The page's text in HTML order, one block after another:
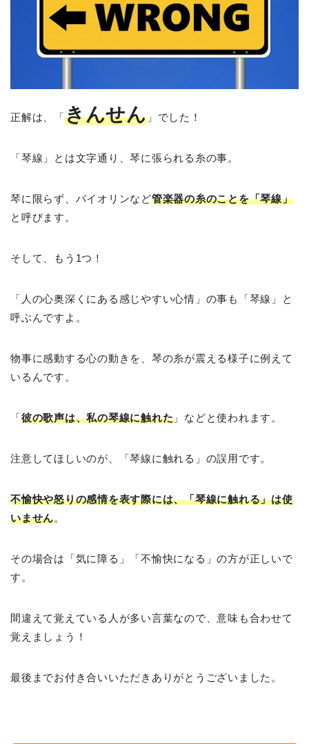
正解は、「きんせん」でした！
「琴線」とは文字通り、琴に張られる糸の事。
琴に限らず、バイオリンなど管楽器の糸のことを「琴線」
と呼びます。
そして、もう1つ！
「人の心奥深くにある感じやすい心情」の事も「琴線」と
呼ぶんですよ。
物事に感動する心の動きを、琴の糸が震える様子に例えて
いるんです。
「彼の歌声は、私の琴線に触れた 」などと使われます。
注意してほしいのが、「琴線に触れる」の誤用です。
不愉快や怒りの感情を表す際には、「琴線に触れる」は使
いません。
その場合は「気に障る」「不愉快になる」の方が正しいで
す。
間違えて覚えている人が多い言葉なので、意味も合わせて
覚えましょう！
最後までお付き合いいただきありがとうございました。